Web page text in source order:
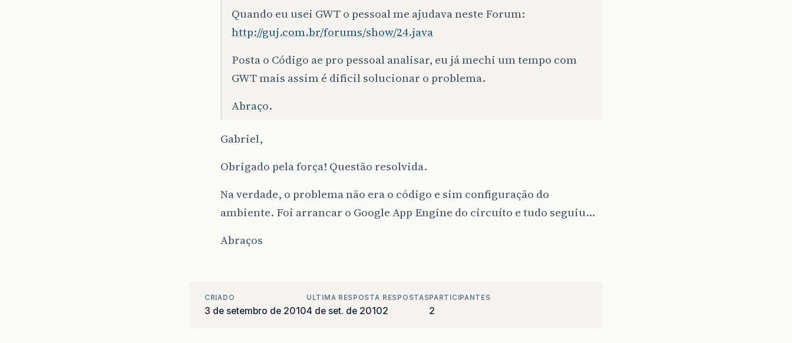
Quando eu usei GWT o pessoal me ajudava neste Forum:
http://guj.com.br/forums/show/24.java
Posta o Código ae pro pessoal analisar, eu já mechi um tempo com
GWT mais assim é dificil solucionar o problema.
Abraço.
Gabriel,
Obrigado pela força! Questão resolvida.
Na verdade, o problema não era o código e sim configuração do
ambiente. Foi arrancar o Google App Engine do circuíto e tudo seguiu…
Abraços
CRIADO
3 de setembro de 2010
ULTIMA RESPOSTA
4 de set. de 2010
RESPOSTAS
2
PARTICIPANTES
2